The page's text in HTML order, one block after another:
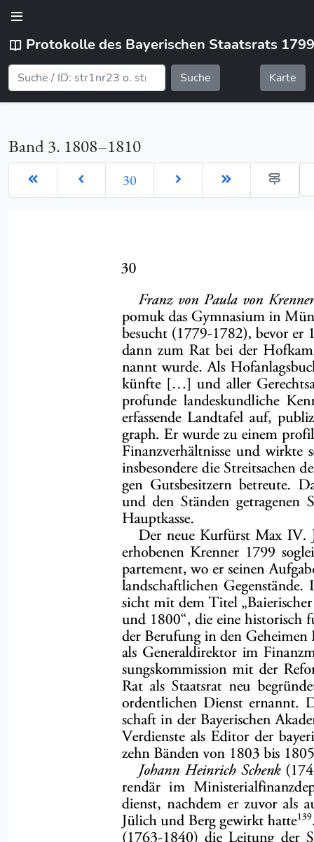
Protokolle des Bayerischen Staatsrats
Suche Karte
Band 3. 1808–1810
30